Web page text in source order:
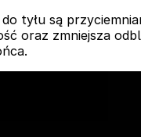
tyłu są
oraz zmniejsza